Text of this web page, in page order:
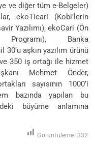
ve diğer tüm e-Belgeler)
ekoTicari (Kobi’lerin
Yazılımı), ekoCari (Ön
Banka
aşkın yazılım ürünü
350 iş ortağı ile hizmet
Mehmet Önder,
sayısının 1000’i
bazında yapılan bu
büyüme anlamına
Goruntuleme: 332